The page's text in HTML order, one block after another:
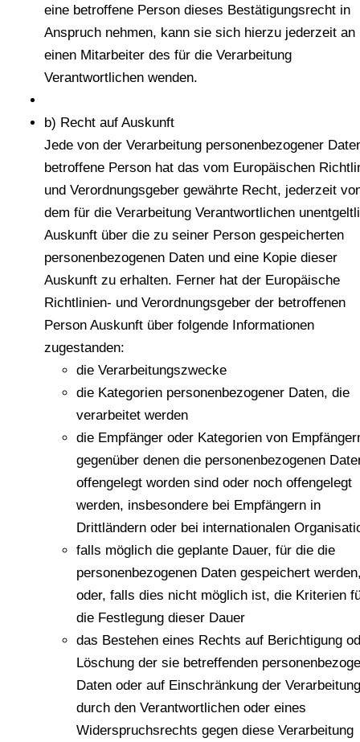
eine betroffene Person dieses Bestätigungsrecht in
Anspruch nehmen, kann sie sich hierzu jederzeit an
einen Mitarbeiter des für die Verarbeitung
Verantwortlichen wenden.
b) Recht auf Auskunft
Jede von der Verarbeitung personenbezogener
betroffene Person hat das vom Europäischen
und Verordnungsgeber gewährte Recht, jederzeit
dem für die Verarbeitung Verantwortlichen
Auskunft über die zu seiner Person gespeicherten
personenbezogenen Daten und eine Kopie dieser
Auskunft zu erhalten. Ferner hat der Europäische
Richtlinien- und Verordnungsgeber der betroffenen
Person Auskunft über folgende Informationen
zugestanden:
die Verarbeitungszwecke
die Kategorien personenbezogener Daten, die
verarbeitet werden
die Empfänger oder Kategorien von
gegenüber denen die personenbezogenen
offengelegt worden sind oder noch offengelegt
werden, insbesondere bei Empfängern in
Drittländern oder bei internationalen
falls möglich die geplante Dauer, für die die
personenbezogenen Daten gespeichert
oder, falls dies nicht möglich ist, die Kriterien
die Festlegung dieser Dauer
das Bestehen eines Rechts auf Berichtigung
Löschung der sie betreffenden
Daten oder auf Einschränkung der Verarbeitung
durch den Verantwortlichen oder eines
Widerspruchsrechts gegen diese Verarbeitung